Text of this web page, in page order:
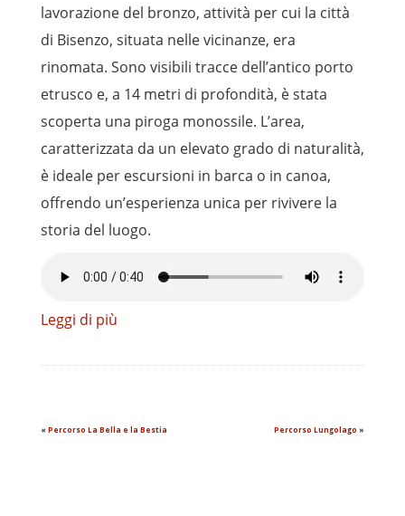
lavorazione del bronzo, attività per cui la città
di Bisenzo, situata nelle vicinanze, era
rinomata. Sono visibili tracce dell’antico porto
etrusco e, a 14 metri di profondità, è stata
scoperta una piroga monossile. L’area,
caratterizzata da un elevato grado di naturalità,
è ideale per escursioni in barca o in canoa,
offrendo un’esperienza unica per rivivere la
storia del luogo.
Leggi di più
« Percorso La Bella e la Bestia Percorso Lungolago »